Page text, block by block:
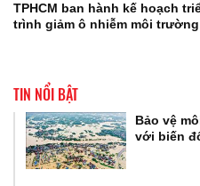
TPHCM ban hành kế hoạch
trình giảm ô nhiễm môi trường
TIN NỔI BẬT
Bảo vệ
với biến